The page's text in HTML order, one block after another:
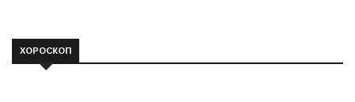
ХОРОСКОП